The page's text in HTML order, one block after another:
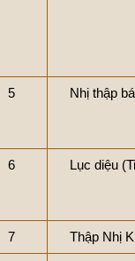
5 Nhị thập
6 Lục diệu
7 Thập Nhị